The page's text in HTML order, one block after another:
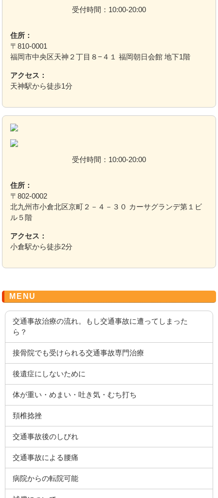
受付時間：10:00-20:00
住所：
〒810-0001
福岡市中央区天神２丁目８−４１ 福岡朝日会館 地下1階
アクセス：
天神駅から徒歩1分
受付時間：10:00-20:00
住所：
〒802-0002
北九州市小倉北区京町２－４－３０ カーサグランデ第１ビ
ル５階
アクセス：
小倉駅から徒歩2分
MENU
交通事故治療の流れ。もし交通事故に遭ってしまった
ら？
接骨院でも受けられる交通事故専門治療
後遺症にしないために
体が重い・めまい・吐き気・むち打ち
頚椎捻挫
交通事故後のしびれ
交通事故による腰痛
病院からの転院可能